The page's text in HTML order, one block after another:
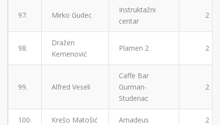
97. Mirko Gudec
Instruktažni
centar
2
98.
Dražen
Kemenović
Plamen 2 2
99. Alfred Veseli
Caffe Bar
Gurman-
Studenac
2
100. Krešo Matošić Amadeus 2